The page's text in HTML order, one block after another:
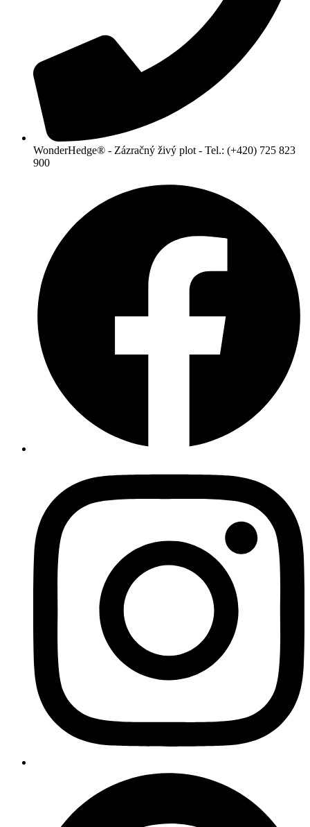
WonderHedge® - Zázračný živý plot - Tel.: (+420) 725 823
900